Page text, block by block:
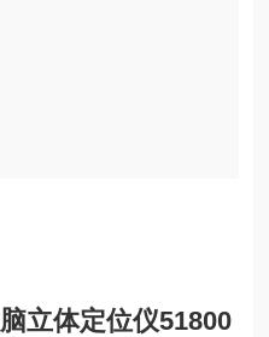
立体定位仪51800